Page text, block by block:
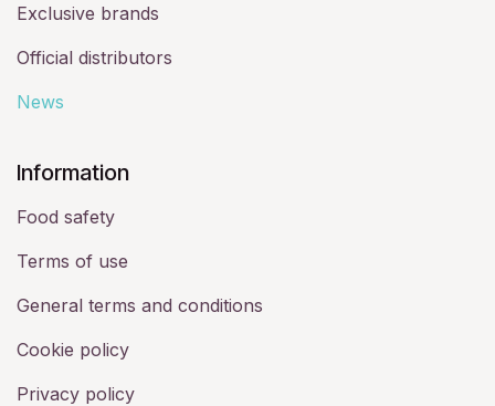
Exclusive brands
Official distributors
News
​Information
Food safety
Terms of use
General terms and conditions
Cookie policy
Privacy policy